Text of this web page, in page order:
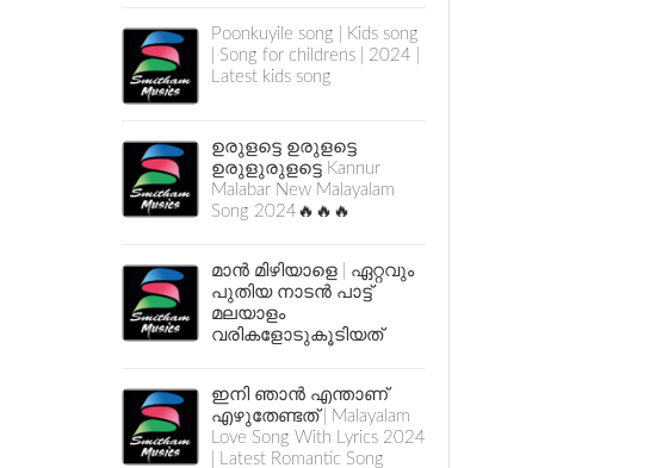
Poonkuyile song | Kids song
| Song for childrens | 2024 |
Latest kids song
ഉരുളട്ടെ ഉരുളട്ടെ
ഉരുളുരുളട്ടെ Kannur
Malabar New Malayalam
Song 2024🔥🔥🔥
മാൻ മിഴിയാളെ | ഏറ്റവും
പുതിയ നാടൻ പാട്ട്
മലയാളം
വരികളോടുകൂടിയത്
ഇനി ഞാൻ എന്താണ്
എഴുതേണ്ടത് | Malayalam
Love Song With Lyrics 2024
| Latest Romantic Song